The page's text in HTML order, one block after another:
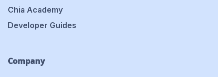
Chia Academy
Developer Guides
Company